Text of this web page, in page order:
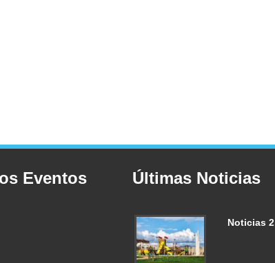
Eventos Últimas Noticias
Noticias 2